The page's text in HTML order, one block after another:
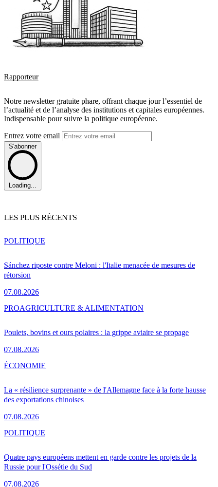
Rapporteur
Notre newsletter gratuite phare, offrant chaque jour l’essentiel de
l’actualité et de l’analyse des institutions et capitales européennes.
Indispensable pour suivre la politique européenne.
Entrez votre email
S'abonner
Loading...
LES PLUS RÉCENTS
Sánchez riposte contre Meloni : l'Italie menacée de mesures de
rétorsion
07.08.2026
POLITIQUE
Poulets, bovins et ours polaires : la grippe aviaire se propage
07.08.2026
PROAGRICULTURE & ALIMENTATION
La « résilience surprenante » de l'Allemagne face à la forte hausse
des exportations chinoises
07.08.2026
ÉCONOMIE
Quatre pays européens mettent en garde contre les projets de la
Russie pour l'Ossétie du Sud
07.08.2026
POLITIQUE